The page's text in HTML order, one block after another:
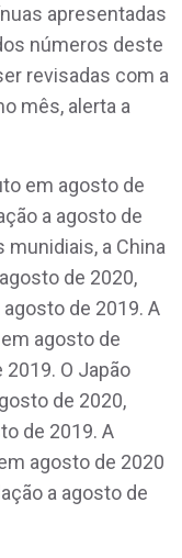
apresentadas
números deste
revisadas com a
mês, alerta a
em agosto de
a agosto de
a China
de 2020,
de 2019. A
agosto de
2019. O Japão
de 2020,
de 2019. A
agosto de 2020
a agosto de